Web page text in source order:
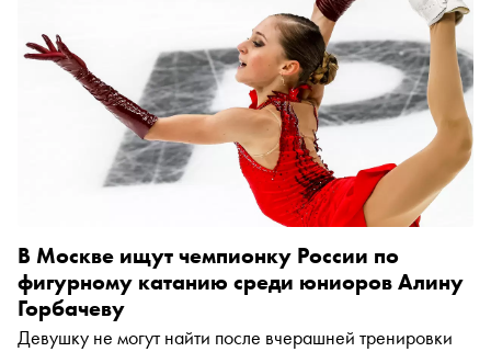
В Москве ищут чемпионку России по
фигурному катанию среди юниоров Алину
Горбачеву
Девушку не могут найти после вчерашней тренировки